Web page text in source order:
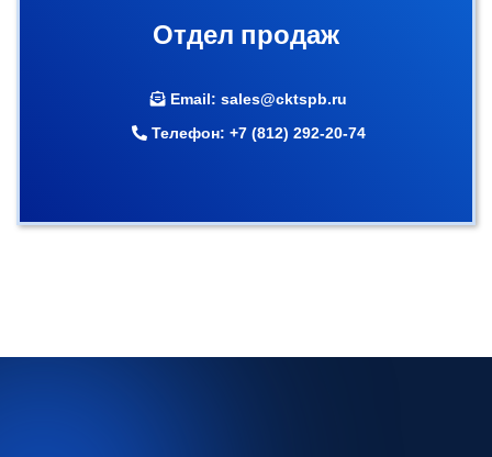
Отдел продаж
Email: sales@cktspb.ru
Телефон: +7 (812) 292-20-74